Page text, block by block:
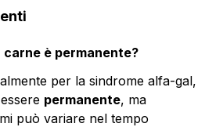
carne è permanente?
per la sindrome alfa-gal,
permanente, ma
può variare nel tempo